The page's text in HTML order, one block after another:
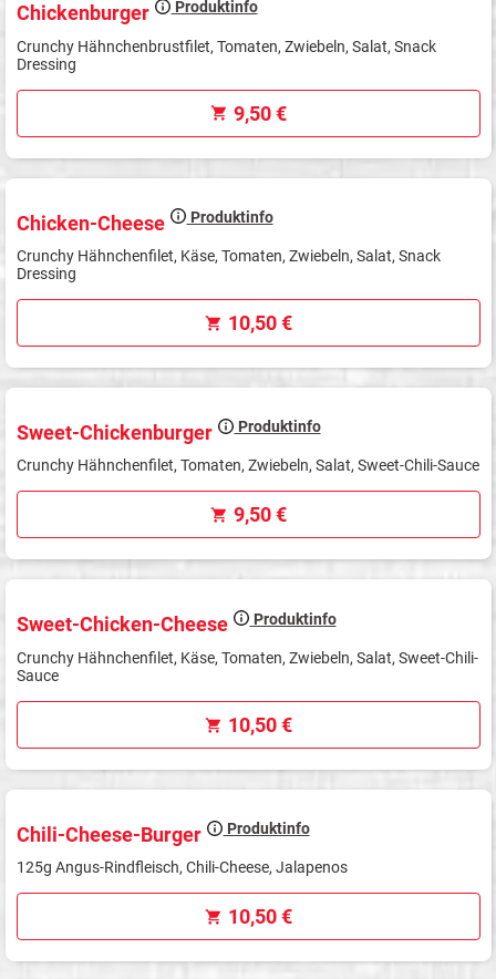
Chickenburger Produktinfo
Crunchy Hähnchenbrustfilet, Tomaten, Zwiebeln, Salat, Snack
Dressing
9,50 €
Chicken-Cheese Produktinfo
Crunchy Hähnchenfilet, Käse, Tomaten, Zwiebeln, Salat, Snack
Dressing
10,50 €
Sweet-Chickenburger Produktinfo
Crunchy Hähnchenfilet, Tomaten, Zwiebeln, Salat, Sweet-Chili-Sauce
9,50 €
Sweet-Chicken-Cheese Produktinfo
Crunchy Hähnchenfilet, Käse, Tomaten, Zwiebeln, Salat, Sweet-Chili-
Sauce
10,50 €
Chili-Cheese-Burger Produktinfo
125g Angus-Rindfleisch, Chili-Cheese, Jalapenos
10,50 €